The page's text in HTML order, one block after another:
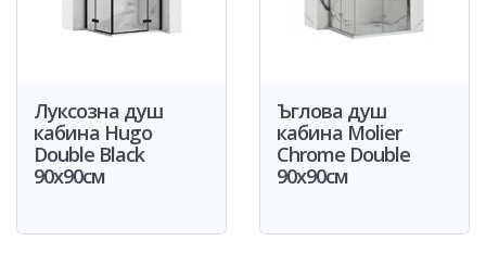
Луксозна душ
кабина Hugo
Double Black
90x90см
Ъглова душ
кабина Molier
Chrome Double
90x90см